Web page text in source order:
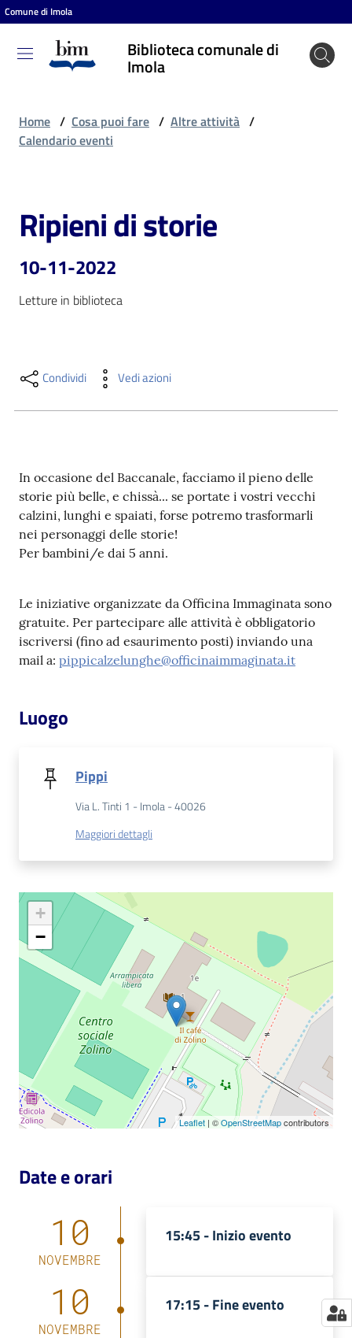
Vai al contenuto
Vai alla navigazione
Vai al footer
Comune di Imola
Biblioteca comunale di
Imola
Biblioteca
comunale
Cosa
puoi
fare
contenuti
Piani
Archivio
storico
su
Catalogo
on line
Chiedi al
Home / Cosa puoi fare / Altre attività /
Calendario eventi
Salta al contenuto
Ripieni di storie
10-11-2022
Letture in biblioteca
Condividi Vedi azioni
In occasione del Baccanale, facciamo il pieno delle
storie più belle, e chissà... se portate i vostri vecchi
calzini, lunghi e spaiati, forse potremo trasformarli
nei personaggi delle storie!
Per bambini/e dai 5 anni.
Le iniziative organizzate da Officina Immaginata sono
gratuite. Per partecipare alle attività è obbligatorio
iscriversi (fino ad esaurimento posti) inviando una
mail a: pippicalzelunghe@officinaimmaginata.it
Luogo
Pippi
Via L. Tinti 1 - Imola - 40026
Maggiori dettagli
+
−
Leaflet | ©OpenStreetMapcontributors
Date e orari
10
NOVEMBRE
15:45 -Inizio evento
10
NOVEMBRE
17:15 -Fine evento